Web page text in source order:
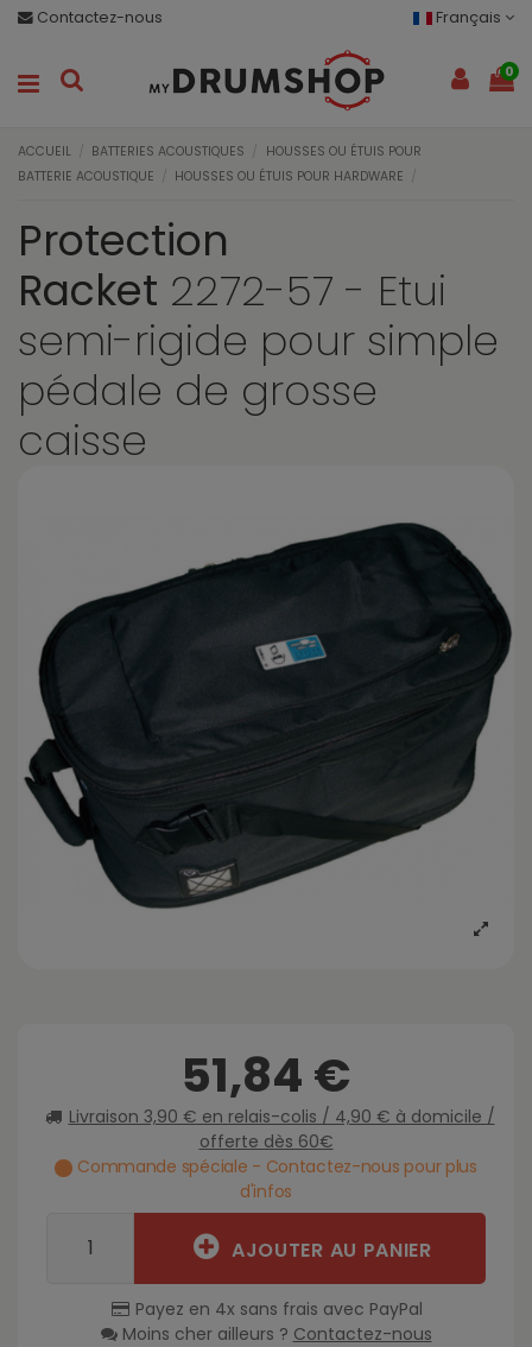
Contactez-nous Français
0
ACCUEIL BATTERIES ACOUSTIQUES
HOUSSES OU ÉTUIS POUR
BATTERIE ACOUSTIQUE
HOUSSES OU ÉTUIS POUR HARDWARE
Protection
Racket 2272-57 - Etui
semi-rigide pour simple
pédale de grosse
caisse
51,84 €
Livraison 3,90 € en relais-colis / 4,90 € à domicile /
offerte dès 60€
Commande spéciale - Contactez-nous pour plus
d'infos
AJOUTER AU PANIER
Payez en 4x sans frais avec PayPal
Moins cher ailleurs ? Contactez-nous